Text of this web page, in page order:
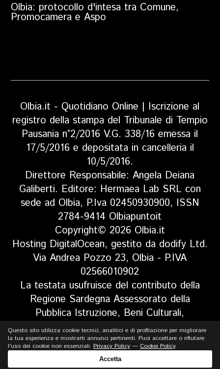
Olbia: protocollo d'intesa tra Comune,
Promocamera e Aspo
Olbia.it - Quotidiano Online | Iscrizione al
registro della stampa del Tribunale di Tempio
Pausania n°2/2016 V.G. 338/16 emessa il
17/5/2016 e depositata in cancelleria il
10/5/2016.
Direttore Responsabile: Angela Deiana
Galiberti. Editore: Hermaea Lab SRL con
sede ad Olbia, P.Iva 02450930900, ISSN
2784-9414 Olbiapuntoit
Copyright© 2026 Olbia.it
Hosting DigitalOcean, gestito da dodify Ltd.
Via Andrea Pozzo 23, Olbia - P.IVA
02566010902
La testata usufruisce del contributo della
Regione Sardegna Assessorato della
Pubblica Istruzione, Beni Culturali,
Informazione, Spettacolo e Sport. Legge
regionale 13 aprile 2017 n. 5, art 8 comma
13
Questo sito utilizza cookie tecnici, analitici e di profilazione per migliorare
la tua esperienza e mostrarti annunci pertinenti. Puoi accettare o rifiutare
l'uso dei cookie non essenziali. Privacy Policy — Cookie Policy.
Accetta